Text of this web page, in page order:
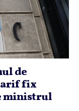
de
fix
ministrul